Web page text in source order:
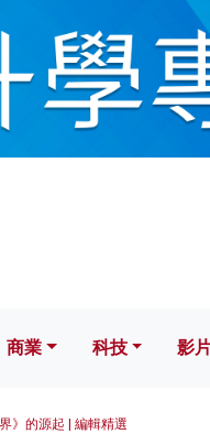
科技
商業 科技 影
》的源起 | 編輯精選